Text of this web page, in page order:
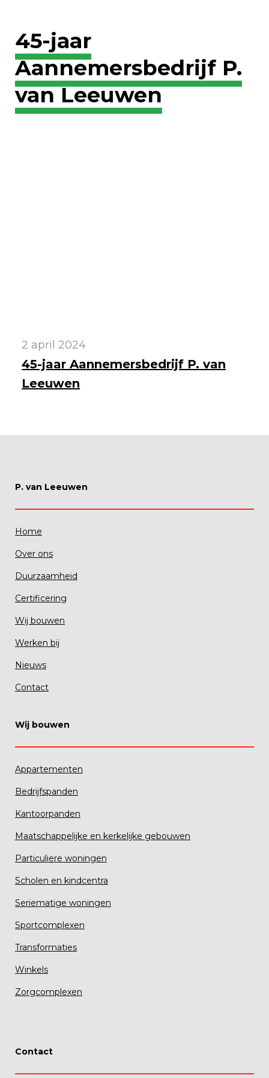
45-jaar
Aannemersbedrijf P.
van Leeuwen
2 april 2024
45-jaar Aannemersbedrijf P. van
Leeuwen
P. van Leeuwen
Home
Over ons
Duurzaamheid
Certificering
Wij bouwen
Werken bij
Nieuws
Contact
Wij bouwen
Appartementen
Bedrijfspanden
Kantoorpanden
Maatschappelijke en kerkelijke gebouwen
Particuliere woningen
Scholen en kindcentra
Seriematige woningen
Sportcomplexen
Transformaties
Winkels
Zorgcomplexen
Contact